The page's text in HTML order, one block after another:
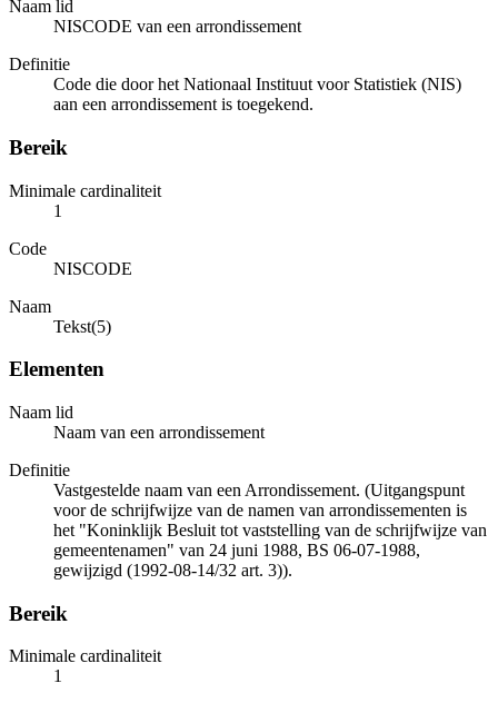
Naam lid
NISCODE van een arrondissement
Definitie
Code die door het Nationaal Instituut voor Statistiek (NIS)
aan een arrondissement is toegekend.
Bereik
Minimale cardinaliteit
1
Code
NISCODE
Naam
Tekst(5)
Elementen
Naam lid
Naam van een arrondissement
Definitie
Vastgestelde naam van een Arrondissement. (Uitgangspunt
voor de schrijfwijze van de namen van arrondissementen is
het "Koninklijk Besluit tot vaststelling van de schrijfwijze van
gemeentenamen" van 24 juni 1988, BS 06-07-1988,
gewijzigd (1992-08-14/32 art. 3)).
Bereik
Minimale cardinaliteit
1